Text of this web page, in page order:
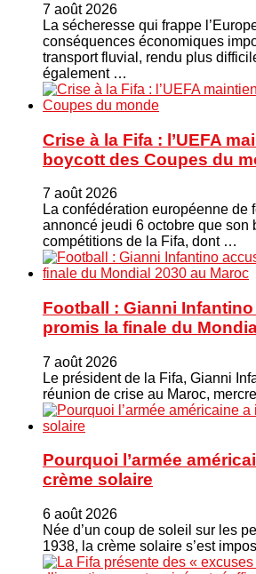
7 août 2026
La sécheresse qui frappe
conséquences économiques
transport fluvial, rendu plus
également …
Crise à la Fifa : l’UEFA
boycott des Coupes du
7 août 2026
La confédération européenne de
annoncé jeudi 6 octobre que son
compétitions de la Fifa, dont …
Football : Gianni
promis la finale du
7 août 2026
Le président de la Fifa, Gianni
réunion de crise au Maroc,
Pourquoi l’armée
crème solaire
6 août 2026
Née d’un coup de soleil sur les
1938, la crème solaire s’est